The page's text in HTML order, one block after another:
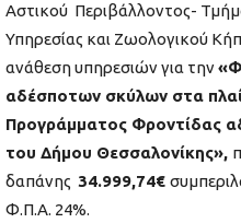
Αστικού Περιβάλλοντος-
Υπηρεσίας και Ζωολογικού
ανάθεση υπηρεσιών για την
αδέσποτων σκύλων στα
Προγράμματος Φροντίδας
του Δήμου Θεσσαλονίκης»,
δαπάνης 34.999,74€
Φ.Π.Α. 24%.